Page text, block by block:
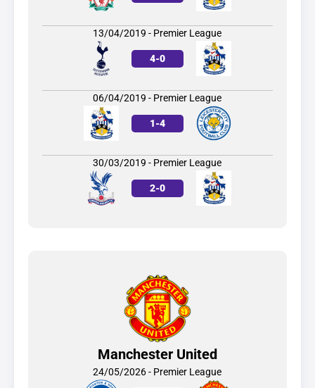
13/04/2019 - Premier League
4-0
06/04/2019 - Premier League
1-4
30/03/2019 - Premier League
2-0
Manchester United
24/05/2026 - Premier League